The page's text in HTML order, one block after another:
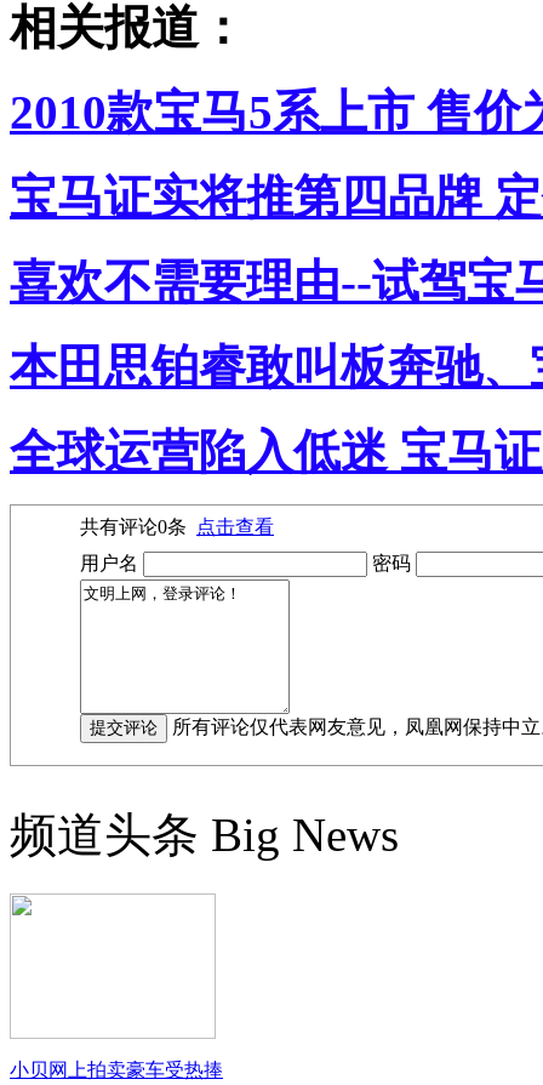
相关报道：
2010款宝马5系上市 售价
宝马证实将推第四品牌
喜欢不需要理由--试驾宝
本田思铂睿敢叫板奔驰
全球运营陷入低迷 宝马
共有评论0条
点击查看
用户名
密码
所有评论仅代表网友意见，凤凰网保持中
频道头条 Big News
小贝网上拍卖豪车受热捧